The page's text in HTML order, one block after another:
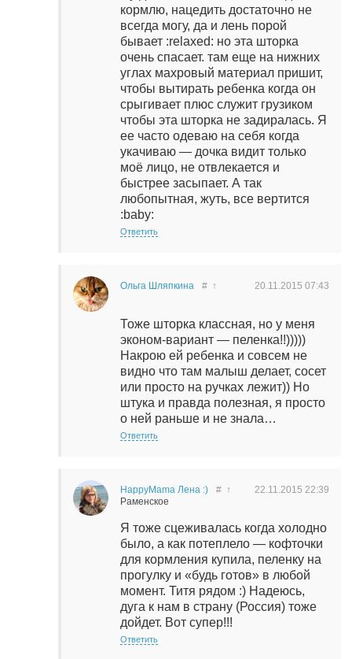
кормлю, нацедить достаточно не
всегда могу, да и лень порой
бывает :relaxed: но эта шторка
очень спасает. там еще на нижних
углах махровый материал пришит,
чтобы вытирать ребенка когда он
срыгивает плюс служит грузиком
чтобы эта шторка не задиралась. Я
ее часто одеваю на себя когда
укачиваю — дочка видит только
моё лицо, не отвлекается и
быстрее засыпает. А так
любопытная, жуть, все вертится
:baby:
Ответить
Ольга Шляпкина 20.11.2015 07:43
# ↑
Тоже шторка классная, но у меня
эконом-вариант — пеленка!!)))))
Накрою ей ребенка и совсем не
видно что там малыш делает, сосет
или просто на ручках лежит)) Но
штука и правда полезная, я просто
о ней раньше и не знала…
Ответить
HappyMama Лена :)
Раменское
22.11.2015 22:39
# ↑
Я тоже сцеживалась когда холодно
было, а как потеплело — кофточки
для кормления купила, пеленку на
прогулку и «будь готов» в любой
момент. Титя рядом :) Надеюсь,
дуга к нам в страну (Россия) тоже
дойдет. Вот супер!!!
Ответить